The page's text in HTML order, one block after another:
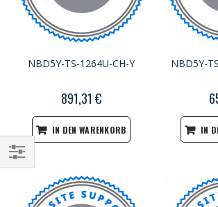
NBD5Y-TS-1264U-CH-Y
891,31 €
IN DEN WARENKORB
NBD5Y-
IN
Einkaufsoptionen